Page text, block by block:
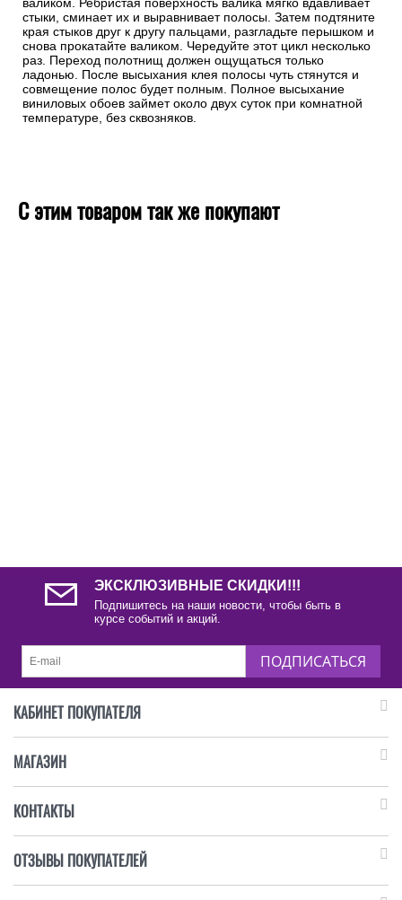
валиком. Ребристая поверхность валика мягко вдавливает
стыки, сминает их и выравнивает полосы. Затем подтяните
края стыков друг к другу пальцами, разгладьте перышком и
снова прокатайте валиком. Чередуйте этот цикл несколько
раз. Переход полотнищ должен ощущаться только
ладонью. После высыхания клея полосы чуть стянутся и
совмещение полос будет полным. Полное высыхание
виниловых обоев займет около двух суток при комнатной
температуре, без сквозняков.
С этим товаром так же покупают
ЭКСКЛЮЗИВНЫЕ СКИДКИ!!!
Подпишитесь на наши новости, чтобы быть в
курсе событий и акций.
ПОДПИСАТЬСЯ
КАБИНЕТ ПОКУПАТЕЛЯ
МАГАЗИН
КОНТАКТЫ
ОТЗЫВЫ ПОКУПАТЕЛЕЙ